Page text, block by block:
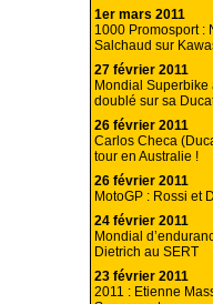
1er mars 2011
1000 Promosport :
Salchaud sur
27 février 2011
Mondial Superbike
doublé sur sa
26 février 2011
Carlos Checa
tour en Australie !
26 février 2011
MotoGP : Rossi et
24 février 2011
Mondial
Dietrich au SERT
23 février 2011
2011 : Etienne